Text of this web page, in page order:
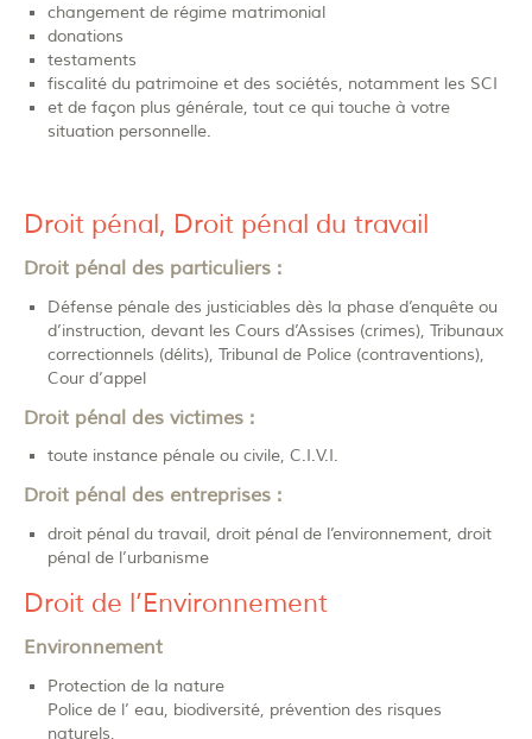
changement de régime matrimonial
donations
testaments
fiscalité du patrimoine et des sociétés, notamment les SCI
et de façon plus générale, tout ce qui touche à votre
situation personnelle.
Droit pénal, Droit pénal du travail
Droit pénal des particuliers :
Défense pénale des justiciables dès la phase d’enquête ou
d’instruction, devant les Cours d’Assises (crimes), Tribunaux
correctionnels (délits), Tribunal de Police (contraventions),
Cour d’appel
Droit pénal des victimes :
toute instance pénale ou civile, C.I.V.I.
Droit pénal des entreprises :
droit pénal du travail, droit pénal de l’environnement, droit
pénal de l’urbanisme
Droit de l’Environnement
Environnement
Protection de la nature
Police de l’ eau, biodiversité, prévention des risques
naturels,